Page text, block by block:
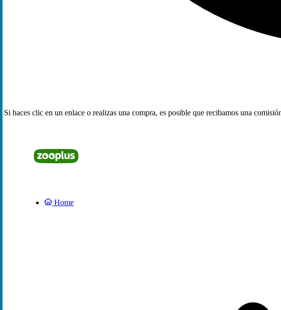
Si haces clic en un enlace o realizas una compra, es posible que recibamos una
Home